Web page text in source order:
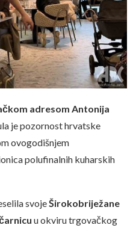
adresom Antonija
je pozornost hrvatske
ovogodišnjem
polufinalnih kuharskih
svojeŠirokobriježane
u okviru trgovačkog